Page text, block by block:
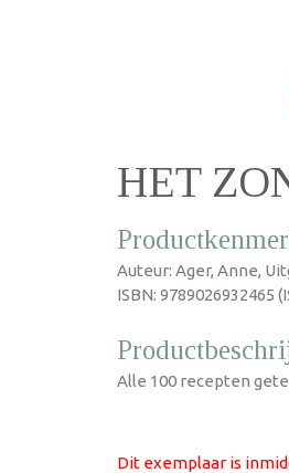
HET
Auteur: Ager, Anne,
ISBN: 9789026932465
Alle 100 recepten
Dit exemplaar is